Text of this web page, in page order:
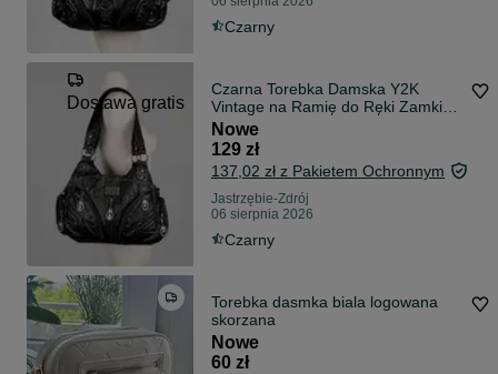
Czarny
Dostawa gratis
Czarna Torebka Damska Y2K
Vintage na Ramię do Ręki Zamki
Kieszenie Dodatkowy Pasek
Pojemna + Bransoletka Gratis
Nowe
129 zł
137,02 zł z Pakietem Ochronnym
Jastrzębie-Zdrój
06 sierpnia 2026
Czarny
Torebka dasmka biala logowana
skorzana
Nowe
60 zł